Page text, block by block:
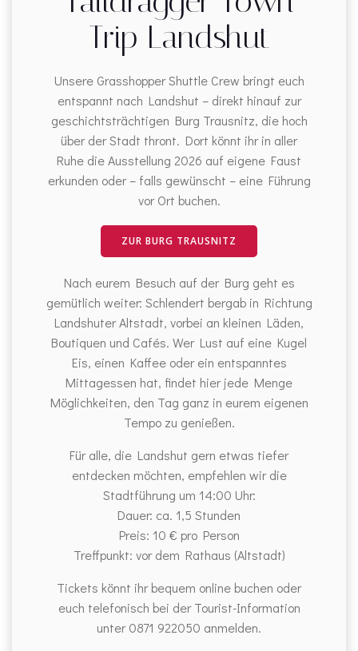
Trip Landshut
Unsere Grasshopper Shuttle Crew bringt euch
entspannt nach Landshut – direkt hinauf zur
geschichtsträchtigen Burg Trausnitz, die hoch
über der Stadt thront. Dort könnt ihr in aller
Ruhe die Ausstellung 2026 auf eigene Faust
erkunden oder – falls gewünscht – eine Führung
vor Ort buchen.
ZUR BURG TRAUSNITZ
Nach eurem Besuch auf der Burg geht es
gemütlich weiter: Schlendert bergab in Richtung
Landshuter Altstadt, vorbei an kleinen Läden,
Boutiquen und Cafés. Wer Lust auf eine Kugel
Eis, einen Kaffee oder ein entspanntes
Mittagessen hat, findet hier jede Menge
Möglichkeiten, den Tag ganz in eurem eigenen
Tempo zu genießen.
Für alle, die Landshut gern etwas tiefer
entdecken möchten, empfehlen wir die
Stadtführung um 14:00 Uhr:
Dauer: ca. 1,5 Stunden
Preis: 10 € pro Person
Treffpunkt: vor dem Rathaus (Altstadt)
Tickets könnt ihr bequem online buchen oder
euch telefonisch bei der Tourist-Information
unter 0871 922050 anmelden.